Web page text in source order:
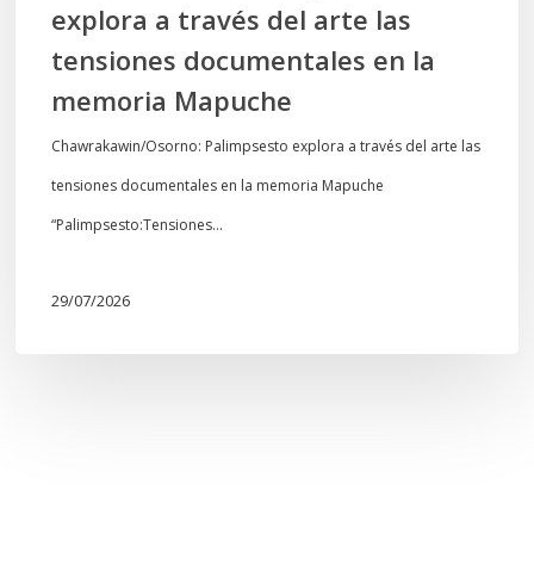
memoria
Mapuche
explora a través del arte las
tensiones documentales en la
memoria Mapuche
Chawrakawin/Osorno: Palimpsesto explora a través del arte las
tensiones documentales en la memoria Mapuche
“Palimpsesto:Tensiones…
29/07/2026